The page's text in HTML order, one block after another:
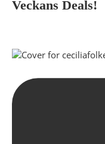
Veckans Deals!